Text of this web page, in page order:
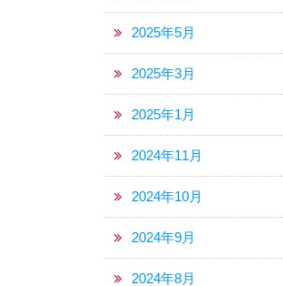
2025年5月
2025年3月
2025年1月
2024年11月
2024年10月
2024年9月
2024年8月